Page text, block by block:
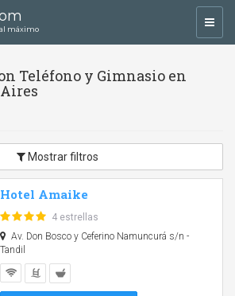
máximo
Teléfono y Gimnasio en
Mostrar filtros
Hotel Amaike
4 estrellas
Av. Don Bosco y Ceferino Namuncurá s/n -
Tandil